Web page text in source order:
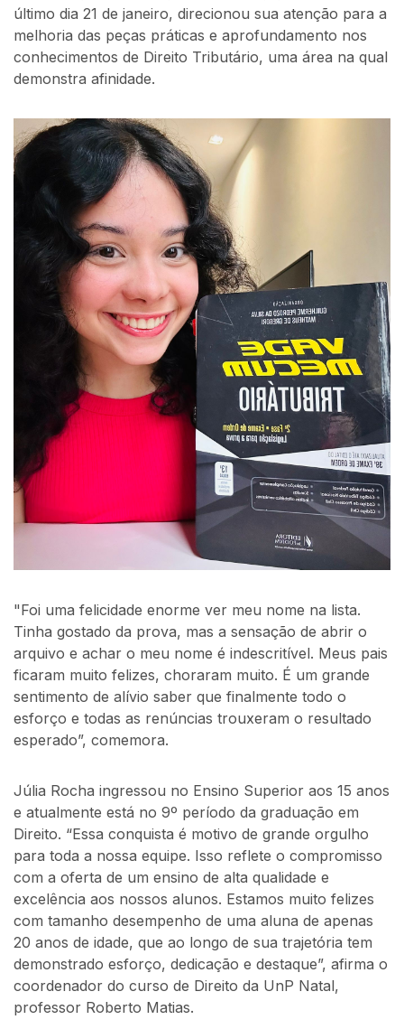
último dia 21 de janeiro, direcionou sua atenção para a
melhoria das peças práticas e aprofundamento nos
conhecimentos de Direito Tributário, uma área na qual
demonstra afinidade.
"Foi uma felicidade enorme ver meu nome na lista.
Tinha gostado da prova, mas a sensação de abrir o
arquivo e achar o meu nome é indescritível. Meus pais
ficaram muito felizes, choraram muito. É um grande
sentimento de alívio saber que finalmente todo o
esforço e todas as renúncias trouxeram o resultado
esperado”, comemora.
Júlia Rocha ingressou no Ensino Superior aos 15 anos
e atualmente está no 9º período da graduação em
Direito. “Essa conquista é motivo de grande orgulho
para toda a nossa equipe. Isso reflete o compromisso
com a oferta de um ensino de alta qualidade e
excelência aos nossos alunos. Estamos muito felizes
com tamanho desempenho de uma aluna de apenas
20 anos de idade, que ao longo de sua trajetória tem
demonstrado esforço, dedicação e destaque”, afirma o
coordenador do curso de Direito da UnP Natal,
professor Roberto Matias.